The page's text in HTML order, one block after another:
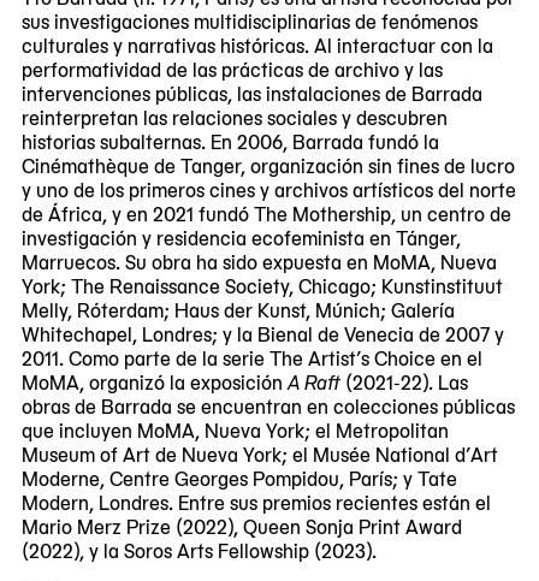
sus investigaciones multidisciplinarias de fenómenos
culturales y narrativas históricas. Al interactuar con la
performatividad de las prácticas de archivo y las
intervenciones públicas, las instalaciones de Barrada
reinterpretan las relaciones sociales y descubren
historias subalternas. En 2006, Barrada fundó la
Cinémathèque de Tanger, organización sin fines de lucro
y uno de los primeros cines y archivos artísticos del norte
de África, y en 2021 fundó The Mothership, un centro de
investigación y residencia ecofeminista en Tánger,
Marruecos. Su obra ha sido expuesta en MoMA, Nueva
York; The Renaissance Society, Chicago; Kunstinstituut
Melly, Róterdam; Haus der Kunst, Múnich; Galería
Whitechapel, Londres; y la Bienal de Venecia de 2007 y
2011. Como parte de la serie The Artist’s Choice en el
MoMA, organizó la exposiciónA Raft (2021-22). Las
obras de Barrada se encuentran en colecciones públicas
que incluyen MoMA, Nueva York; el Metropolitan
Museum of Art de Nueva York; el Musée National d’Art
Moderne, Centre Georges Pompidou, París; y Tate
Modern, Londres. Entre sus premios recientes están el
Mario Merz Prize (2022), Queen Sonja Print Award
(2022), y la Soros Arts Fellowship (2023).